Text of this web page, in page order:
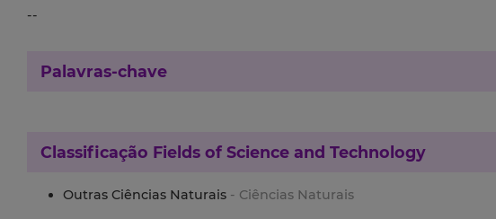
--
Palavras-chave
Classificação Fields of Science and Technology
Outras Ciências Naturais - Ciências Naturais